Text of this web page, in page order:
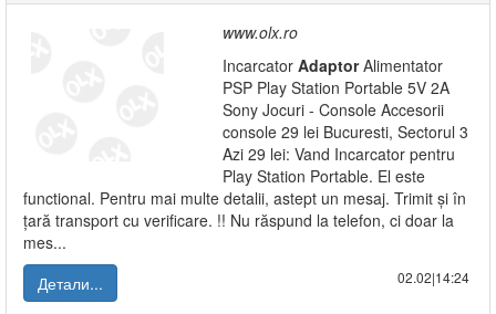
www.olx.ro
Incarcator AdaptorAlimentator
PSP Play Station Portable 5V 2A
Sony Jocuri - Console Accesorii
console 29 lei Bucuresti, Sectorul 3
Azi 29 lei: Vand Incarcator pentru
Play Station Portable. El este
functional. Pentru mai multe detalii, astept un mesaj. Trimit și în
țară transport cu verificare. !! Nu răspund la telefon, ci doar la
mes...
Детали...
02.02|14:24